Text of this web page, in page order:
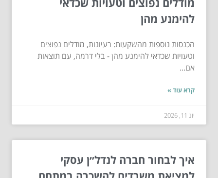
להימנע מהן
הכנסות נוספות מהשקעות: רעיונות, מודלים נפוצים
וטעויות שכדאי להימנע מהן - בלי דרמה, עם תוצאות
אם...
קרא עוד »
יונ 11, 2026
איך לבחור חברה לנדל״ן עסקי